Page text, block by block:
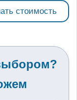
стоимость